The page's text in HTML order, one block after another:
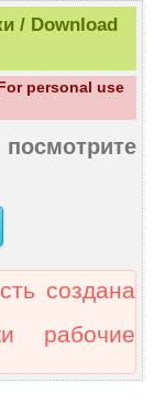
/ Download
personal use
создана
рабочие